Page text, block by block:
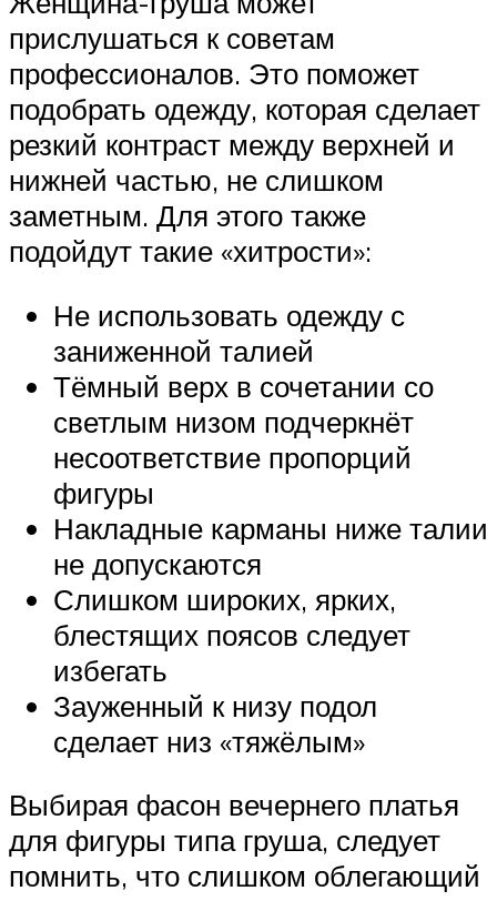
прислушаться к советам
профессионалов. Это поможет
подобрать одежду, которая сделает
резкий контраст между верхней и
нижней частью, не слишком
заметным. Для этого также
подойдут такие «хитрости»:
Не использовать одежду с
заниженной талией
Тёмный верх в сочетании со
светлым низом подчеркнёт
несоответствие пропорций
фигуры
Накладные карманы ниже талии
не допускаются
Слишком широких, ярких,
блестящих поясов следует
избегать
Зауженный к низу подол
сделает низ «тяжёлым»
Выбирая фасон вечернего платья
для фигуры типа груша, следует
помнить, что слишком облегающий